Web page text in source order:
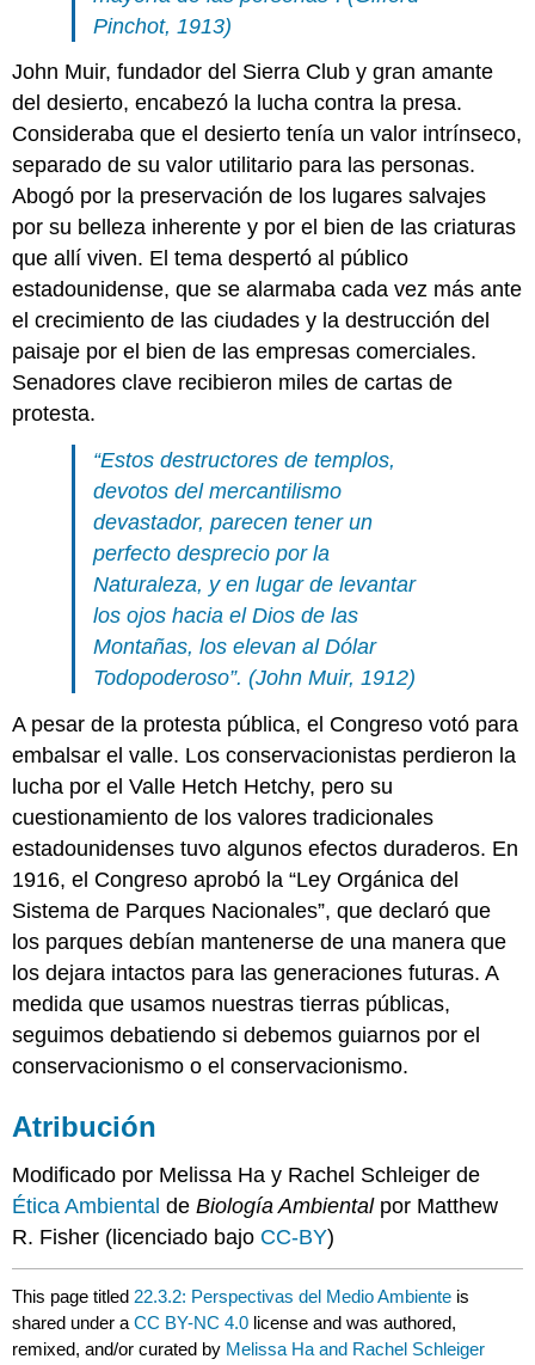
Pinchot, 1913)
John Muir, fundador del Sierra Club y gran amante
del desierto, encabezó la lucha contra la presa.
Consideraba que el desierto tenía un valor intrínseco,
separado de su valor utilitario para las personas.
Abogó por la preservación de los lugares salvajes
por su belleza inherente y por el bien de las criaturas
que allí viven. El tema despertó al público
estadounidense, que se alarmaba cada vez más ante
el crecimiento de las ciudades y la destrucción del
paisaje por el bien de las empresas comerciales.
Senadores clave recibieron miles de cartas de
protesta.
“Estos destructores de templos,
devotos del mercantilismo
devastador, parecen tener un
perfecto desprecio por la
Naturaleza, y en lugar de levantar
los ojos hacia el Dios de las
Montañas, los elevan al Dólar
Todopoderoso”. (John Muir, 1912)
A pesar de la protesta pública, el Congreso votó para
embalsar el valle. Los conservacionistas perdieron la
lucha por el Valle Hetch Hetchy, pero su
cuestionamiento de los valores tradicionales
estadounidenses tuvo algunos efectos duraderos. En
1916, el Congreso aprobó la “Ley Orgánica del
Sistema de Parques Nacionales”, que declaró que
los parques debían mantenerse de una manera que
los dejara intactos para las generaciones futuras. A
medida que usamos nuestras tierras públicas,
seguimos debatiendo si debemos guiarnos por el
conservacionismo o el conservacionismo.
Atribución
Modificado por Melissa Ha y Rachel Schleiger de
Ética Ambiental deBiología Ambientalpor Matthew
R. Fisher (licenciado bajo CC-BY)
This page titled 22.3.2: Perspectivas del Medio Ambiente is
shared under aCC BY-NC 4.0 license and was authored,
remixed, and/or curated by Melissa Ha and Rachel Schleiger